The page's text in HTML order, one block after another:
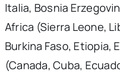
Chi siamo
Cerca
per:
Italia, Bosnia
Africa (Sierra Leone,
Burkina Faso, Etiopia,
(Canada, Cuba,